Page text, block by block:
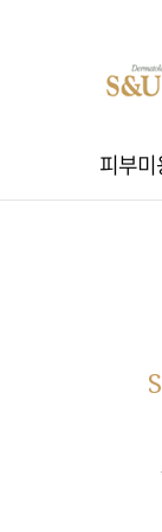
피부